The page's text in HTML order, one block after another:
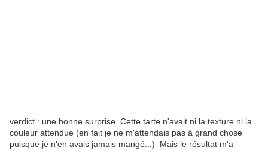
verdict : une bonne surprise. Cette tarte n'avait ni la texture ni la
couleur attendue (en fait je ne m'attendais pas à grand chose
puisque je n'en avais jamais mangé...) Mais le résultat m'a